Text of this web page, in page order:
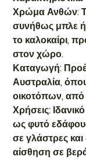
Χρώμα Ανθών:
συνήθως μπλε ή
το καλοκαίρι,
στον χώρο.
Καταγωγή:
Αυστραλία,
οικοτόπων, από
Χρήσεις:
ως φυτό
σε γλάστρες
αίσθηση σε